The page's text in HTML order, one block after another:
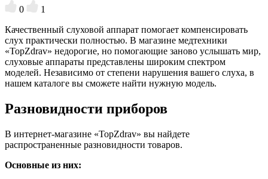
0
1
Качественный слуховой аппарат помогает компенсировать
слух практически полностью. В магазине медтехники
«TopZdrav» недорогие, но помогающие заново услышать мир,
слуховые аппараты представлены широким спектром
моделей. Независимо от степени нарушения вашего слуха, в
нашем каталоге вы сможете найти нужную модель.
Разновидности приборов
В интернет-магазине «TopZdrav» вы найдете
распространенные разновидности товаров.
Основные из них: